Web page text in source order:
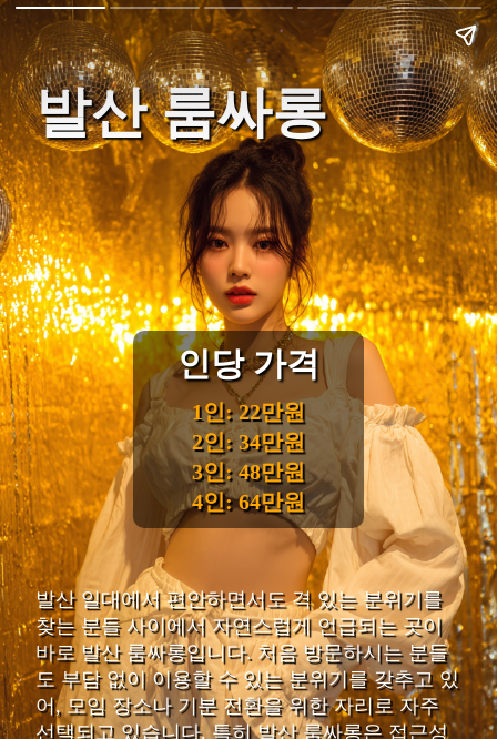
발산 룸싸롱
인당 가격
1인: 22만원
2인: 34만원
3인: 48만원
4인: 64만원
발산 일대에서 편안하면서도 격 있는 분위기를
찾는 분들 사이에서 자연스럽게 언급되는 곳이
바로 발산 룸싸롱입니다. 처음 방문하시는 분들
도 부담 없이 이용할 수 있는 분위기를 갖추고 있
어, 모임 장소나 기분 전환을 위한 자리로 자주
선택되고 있습니다. 특히 발산 룸싸롱은 접근성